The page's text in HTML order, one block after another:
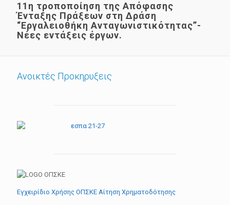
11η τροποποίηση της Απόφασης
Ένταξης Πράξεων στη Δράση
“Εργαλειοθήκη Ανταγωνιστικότητας”-
Νέες εντάξεις έργων.
Ανοικτές Προκηρυξεις
Εγχειρίδιο Χρήσης ΟΠΣΚΕ Αίτηση Χρηματοδότησης